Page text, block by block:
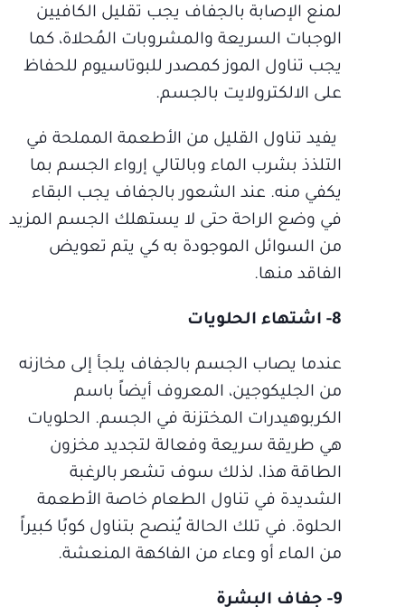
لمنع الإصابة بالجفاف يجب تقليل الكافيين
الوجبات السريعة والمشروبات المُحلاة، كما
يجب تناول الموز كمصدر للبوتاسيوم للحفاظ
على الالكترولايت بالجسم.
يفيد تناول القليل من الأطعمة المملحة في
التلذذ بشرب الماء وبالتالي إرواء الجسم بما
يكفي منه. عند الشعور بالجفاف يجب البقاء
في وضع الراحة حتى لا يستهلك الجسم المزيد
من السوائل الموجودة به كي يتم تعويض
الفاقد منها.
8- اشتهاء الحلويات
عندما يصاب الجسم بالجفاف يلجأ إلى مخازنه
من الجليكوجين، المعروف أيضاً باسم
الكربوهيدرات المختزنة في الجسم. الحلويات
هي طريقة سريعة وفعالة لتجديد مخزون
الطاقة هذا، لذلك سوف تشعر بالرغبة
الشديدة في تناول الطعام خاصة الأطعمة
الحلوة. في تلك الحالة يُنصح بتناول كوبًا كبيراً
من الماء أو وعاء من الفاكهة المنعشة.
9- جفاف البشرة